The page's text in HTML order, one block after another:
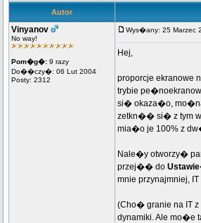
Autor
Vinyanov
No way!
Pom�g�: 9 razy
Do��czy�: 06 Lut 2004
Posty: 2312
Wys�any: 25 Marzec
Hej,
proporcje ekranowe
trybie
si� okaza�o,
zetkn�� si� z tym w
mia�o je 100% z
Nale�y otworzy�
przej�� do
mnie przynajmniej,
(Cho� granie na IT
dynamiki. Ale mo�e